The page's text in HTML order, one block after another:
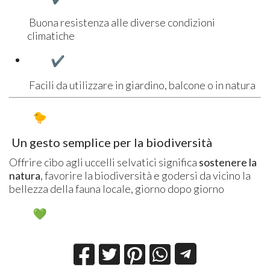
Buona resistenza alle diverse condizioni
climatiche
Facili da utilizzare in giardino, balcone o in natura
Un gesto semplice per la biodiversità
Offrire cibo agli uccelli selvatici significa sostenere la
natura, favorire la biodiversità e godersi da vicino la
bellezza della fauna locale, giorno dopo giorno